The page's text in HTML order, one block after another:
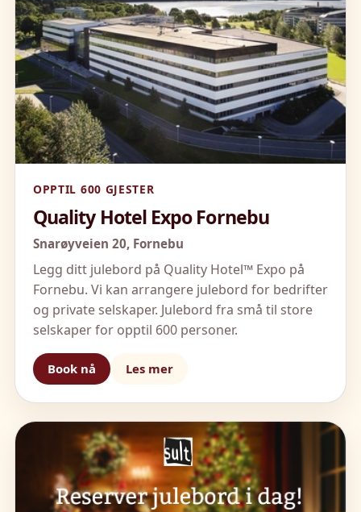
OPPTIL 600 GJESTER
Quality Hotel Expo Fornebu
Snarøyveien 20, Fornebu
Legg ditt julebord på Quality Hotel™ Expo på
Fornebu. Vi kan arrangere julebord for bedrifter
og private selskaper. Julebord fra små til store
selskaper for opptil 600 personer.
Book nå Les mer